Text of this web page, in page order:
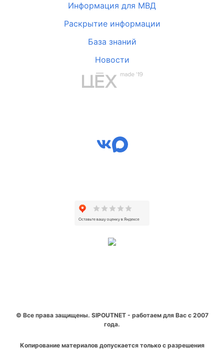
Информация для МВД
Раскрытие информации
База знаний
Новости
© Все права защищены. SIPOUTNET - работаем для Вас с 2007
года.
Копирование материалов допускается только с разрешения